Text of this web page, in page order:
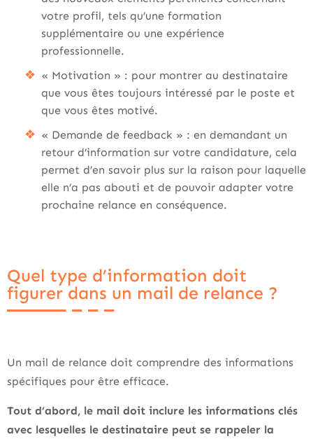
votre profil, tels qu’une formation
supplémentaire ou une expérience
professionnelle.
« Motivation » : pour montrer au destinataire
que vous êtes toujours intéressé par le poste et
que vous êtes motivé.
« Demande de feedback » : en demandant un
retour d’information sur votre candidature, cela
permet d’en savoir plus sur la raison pour laquelle
elle n’a pas abouti et de pouvoir adapter votre
prochaine relance en conséquence.
Quel type d’information doit
figurer dans un mail de relance ?
Un mail de relance doit comprendre des informations
spécifiques pour être efficace.
Tout d’abord, le mail doit inclure les informations clés
avec lesquelles le destinataire peut se rappeler la